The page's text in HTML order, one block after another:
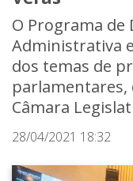
O Programa de
Administrativa
dos temas de
parlamentares,
Câmara
28/04/2021 18:32